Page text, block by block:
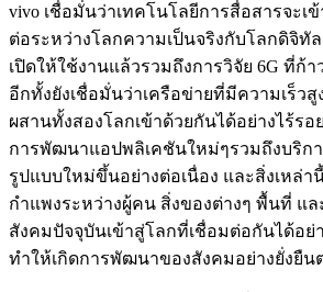
vivo เชื่อมั่นว่าเทคโนโลยีการสื่อสารจะเ
ต่อระหว่างโลกความเป็นจริงกับโลกดิจิทั
เปิดให้ใช้งานแล้วรวมถึงการวิจัย 6G ที่ก้า
อีกทั้งยังเชื่อมั่นว่าเครือข่ายที่มีความเร็วสู
ผสานทั้งสองโลกเข้าด้วยกันได้อย่างไร้รอ
การพัฒนาแอปพลิเคชันใหม่ๆรวมถึงบริก
รูปแบบใหม่ขึ้นอย่างต่อเนื่อง และสิ่งเหล่า
กำแพงระหว่างผู้คน สิ่งของต่างๆ พื้นที่ แ
สังคมปัจจุบันเข้าสู่โลกที่เชื่อมต่อกันได้อย่
ทำให้เกิดการพัฒนาของสังคมอย่างยั่งยืน